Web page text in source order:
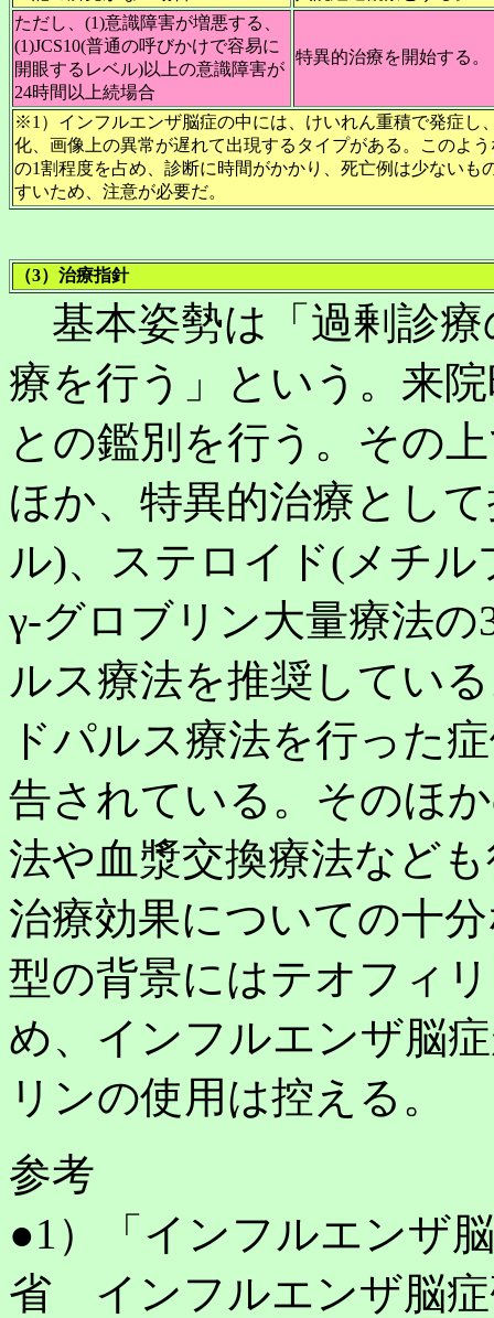
ただし、(1)意識障害が増悪する、
(1)JCS10(普通の呼びかけで容易に
開眼するレベル)以上の意識障害が
24時間以上続場合
特異的治療を開始する。
※1）インフルエンザ脳症の中には、けいれん重積で発症し
化、画像上の異常が遅れて出現するタイプがある。このよ
の1割程度を占め、診断に時間がかかり、死亡例は少ないも
すいため、注意が必要だ。
（3）治療指針
基本姿勢は「過剰診
療を行う」という。来
との鑑別を行う。その
ほか、特異的治療とし
ル)、ステロイド(メチ
γ-グロブリン大量療法
ルス療法を推奨してい
ドパルス療法を行った
告されている。そのほ
法や血漿交換療法など
治療効果についての十
型の背景にはテオフィ
め、インフルエンザ脳
リンの使用は控える。
参考
●1）「インフルエンザ
省 インフルエンザ脳症